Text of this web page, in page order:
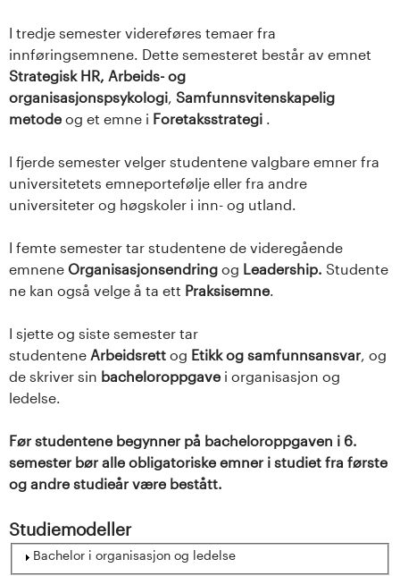
t
e
t
e
t
n
n
a
n
d
e
I tredje semester videreføres temaer fra
innføringsemnene. Dette semesteret består av emnet
Strategisk HR, Arbeids- og
organisasjonspsykologi, Samfunnsvitenskapelig
metode og et emne i Foretaksstrategi .
I fjerde semester velger studentene valgbare emner fra
universitetets emneportefølje eller fra andre
universiteter og høgskoler i inn- og utland.
I femte semester tar studentene de videregående
emnene Organisasjonsendring og Leadership. Studente
ne kan også velge å ta ett Praksisemne.
I sjette og siste semester tar
studentene Arbeidsrett og Etikk og samfunnsansvar, og
de skriver sin bacheloroppgave i organisasjon og
ledelse.
Før studentene begynner på bacheloroppgaven i 6.
semester bør alle obligatoriske emner i studiet fra første
og andre studieår være bestått.
Studiemodeller
Vis
Bachelor i organisasjon og ledelse